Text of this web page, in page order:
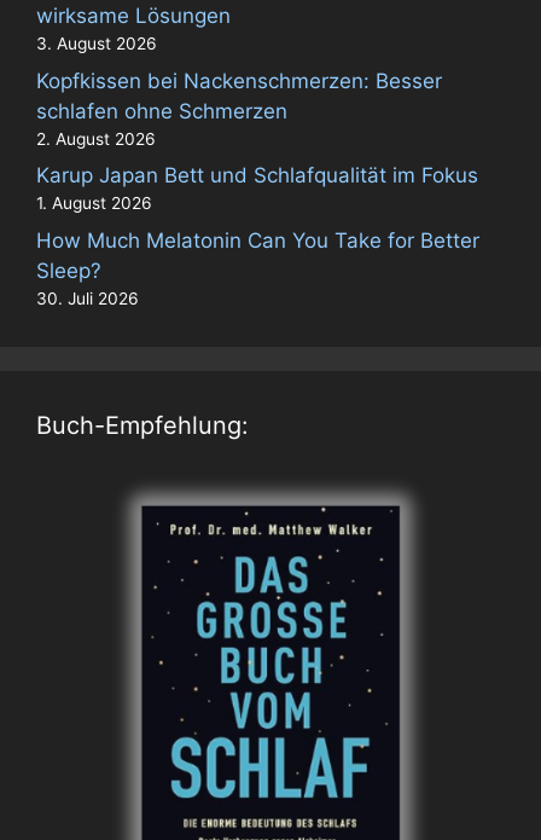
wirksame Lösungen
3. August 2026
Kopfkissen bei Nackenschmerzen: Besser
schlafen ohne Schmerzen
2. August 2026
Karup Japan Bett und Schlafqualität im Fokus
1. August 2026
How Much Melatonin Can You Take for Better
Sleep?
30. Juli 2026
Buch-Empfehlung: